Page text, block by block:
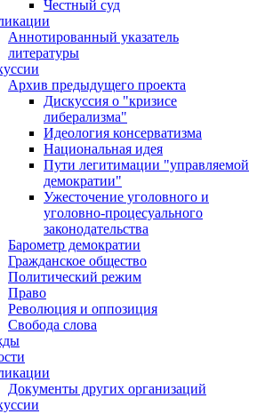
Честный суд
Аннотированный указатель
литературы
Архив предыдущего проекта
Дискуссия о "кризисе
либерализма"
Идеология консерватизма
Национальная идея
Пути легитимации "управляемой
демократии"
Ужесточение уголовного и
уголовно-процесуального
законодательства
Барометр демократии
Гражданское общество
Политический режим
Право
Революция и оппозиция
Свобода слова
Документы других организаций